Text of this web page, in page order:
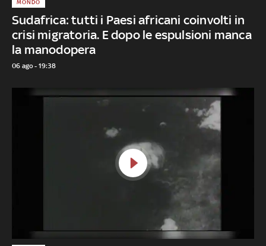
Sudafrica: tutti i Paesi africani coinvolti in
crisi migratoria. E dopo le espulsioni manca
la manodopera
MONDO
06 ago - 19:38